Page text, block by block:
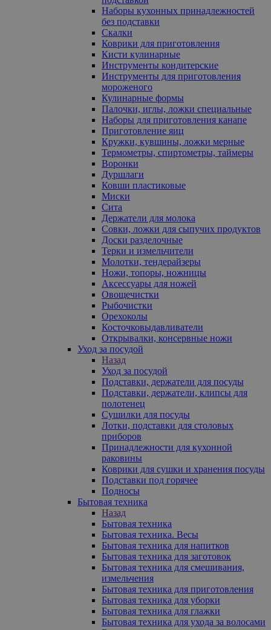
Наборы кухонных принадлежностей
без подставки
Скалки
Коврики для приготовления
Кисти кулинарные
Инструменты кондитерские
Инструменты для приготовления
мороженого
Кулинарные формы
Палочки, иглы, ложки специальные
Наборы для приготовления канапе
Приготовление яиц
Кружки, кувшины, ложки мерные
Термометры, спиртометры, таймеры
Воронки
Дуршлаги
Ковши пластиковые
Миски
Сита
Держатели для молока
Совки, ложки для сыпучих продуктов
Доски разделочные
Терки и измельчители
Молотки, тендерайзеры
Ножи, топоры, ножницы
Аксессуары для ножей
Овощечистки
Рыбочистки
Орехоколы
Косточковыдавливатели
Открывалки, консервные ножи
Уход за посудой
Назад
Уход за посудой
Подставки, держатели для посуды
Подставки, держатели, клипсы для
полотенец
Сушилки для посуды
Лотки, подставки для столовых
приборов
Принадлежности для кухонной
раковины
Коврики для сушки и хранения посуды
Подставки под горячее
Подносы
Бытовая техника
Назад
Бытовая техника
Бытовая техника. Весы
Бытовая техника для напитков
Бытовая техника для заготовок
Бытовая техника для смешивания,
измельчения
Бытовая техника для приготовления
Бытовая техника для уборки
Бытовая техника для глажки
Бытовая техника для ухода за волосами